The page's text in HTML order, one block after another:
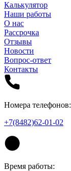
Калькулятор
Наши работы
О нас
Рассрочка
Отзывы
Новости
Вопрос-ответ
Контакты
Номера телефонов:
+7(8482)62-01-02
Время работы: